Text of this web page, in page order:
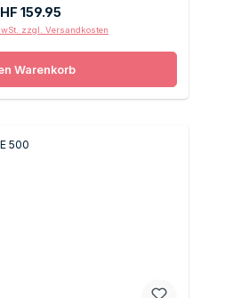
Preis:
159.95
zzgl. Versandkosten
Warenkorb